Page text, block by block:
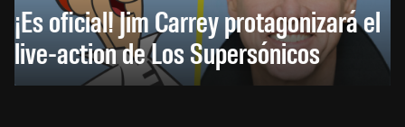
¡Es oficial! Jim Carrey protagonizará el
live-action de Los Supersónicos